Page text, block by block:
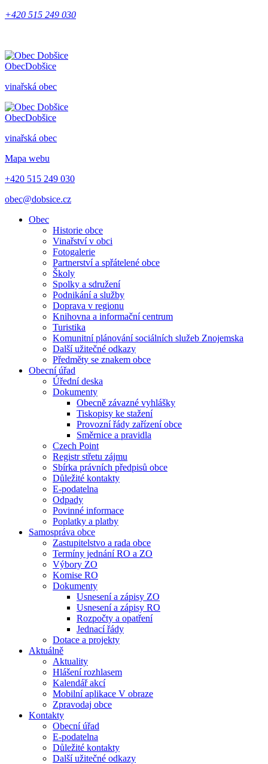
+420 515 249 030
ObecDobšice
vinařská obec
ObecDobšice
vinařská obec
Mapa webu
+420 515 249 030
obec@dobsice.cz
Obec
Historie obce
Vinařství v obci
Fotogalerie
Partnerství a spřátelené obce
Školy
Spolky a sdružení
Podnikání a služby
Doprava v regionu
Knihovna a informační centrum
Turistika
Komunitní plánování sociálních služeb Znojemska
Další užitečné odkazy
Předměty se znakem obce
Obecní úřad
Úřední deska
Dokumenty
Obecně závazné vyhlášky
Tiskopisy ke stažení
Provozní řády zařízení obce
Směrnice a pravidla
Czech Point
Registr střetu zájmu
Sbírka právních předpisů obce
Důležité kontakty
E-podatelna
Odpady
Povinné informace
Poplatky a platby
Samospráva obce
Zastupitelstvo a rada obce
Termíny jednání RO a ZO
Výbory ZO
Komise RO
Dokumenty
Usnesení a zápisy ZO
Usnesení a zápisy RO
Rozpočty a opatření
Jednací řády
Dotace a projekty
Aktuálně
Aktuality
Hlášení rozhlasem
Kalendář akcí
Mobilní aplikace V obraze
Zpravodaj obce
Kontakty
Obecní úřad
E-podatelna
Důležité kontakty
Další užitečné odkazy